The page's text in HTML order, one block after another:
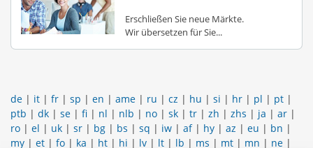
Erschließen Sie neue Märkte.
Wir übersetzen für Sie...
de | it | fr | sp | en | ame | ru | cz | hu | si | hr | pl | pt |
ptb | dk | se | fi | nl | nlb | no | sk | tr | zh | zhs | ja | ar |
ro | el | uk | sr | bg | bs | sq | iw | af| hy | az | eu | bn |
my | et | fo | ka | ht | hi | lv | lt | lb | ms | mt | mn | ne |